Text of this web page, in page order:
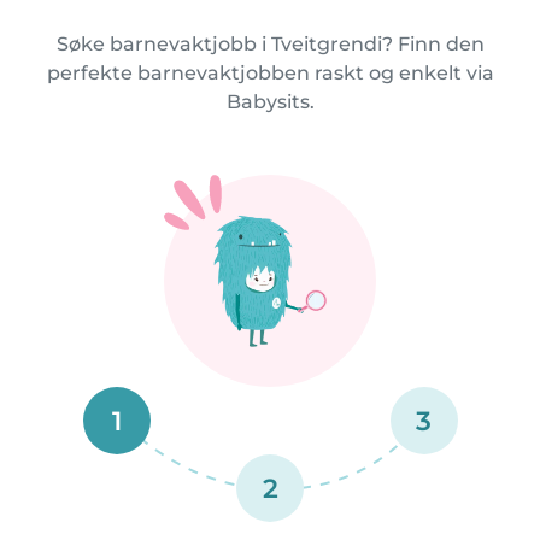
Søke barnevaktjobb i Tveitgrendi? Finn den
perfekte barnevaktjobben raskt og enkelt via
Babysits.
1
2
3